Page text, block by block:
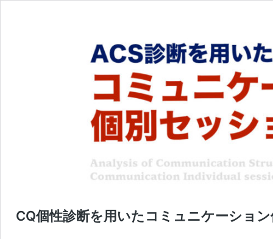
CQ個性診断を用いたコミュニケーショ